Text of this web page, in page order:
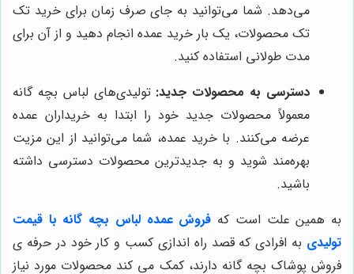
می‌دهد. شما می‌توانید به جای صرف زمان برای خرید تک
تک محصولات، یک بار خرید عمده انجام دهید و از آن برای
مدت طولانی استفاده کنید.
دسترسی به محصولات جدید: تولیدی‌های لباس بچه گانه
معمولاً محصولات جدید خود را ابتدا به خریداران عمده
عرضه می‌کنند. با خرید عمده، شما می‌توانید از این مزیت
بهره‌مند شوید و به جدیدترین محصولات دسترسی داشته
باشید.
به همین علت است که فروش عمده لباس بچه گانه با قیمت
تولیدی به افرادی که قصد راه اندازی کسب و کار خود در حرفه ی
فروش پوشاک بچه گانه دارند، کمک می کند محصولات مورد نیاز